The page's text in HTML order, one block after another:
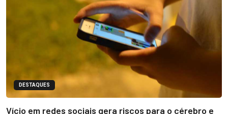
DESTAQUES
Vício em redes sociais gera riscos para o cérebro e